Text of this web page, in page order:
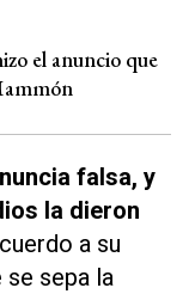
el anuncio que
falsa, y
la dieron
a su
sepa la